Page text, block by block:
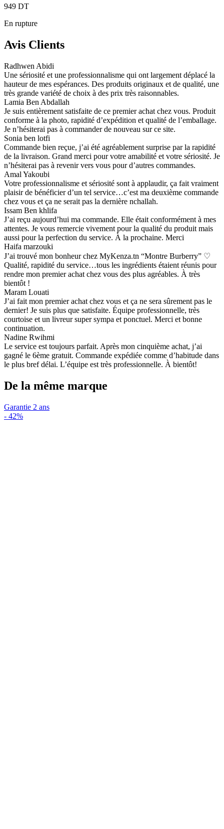
949 DT
En rupture
Avis Clients
Radhwen Abidi
Une sériosité et une professionnalisme qui ont largement déplacé la
hauteur de mes espérances. Des produits originaux et de qualité, une
très grande variété de choix à des prix très raisonnables.
Lamia Ben Abdallah
Je suis entièrement satisfaite de ce premier achat chez vous. Produit
conforme à la photo, rapidité d’expédition et qualité de l’emballage.
Je n’hésiterai pas à commander de nouveau sur ce site.
Sonia ben lotfi
Commande bien reçue, j’ai été agréablement surprise par la rapidité
de la livraison. Grand merci pour votre amabilité et votre sériosité. Je
n’hésiterai pas à revenir vers vous pour d’autres commandes.
Amal Yakoubi
Votre professionnalisme et sériosité sont à applaudir, ça fait vraiment
plaisir de bénéficier d’un tel service…c’est ma deuxième commande
chez vous et ça ne serait pas la dernière nchallah.
Issam Ben khlifa
J’ai reçu aujourd’hui ma commande. Elle était conformément à mes
attentes. Je vous remercie vivement pour la qualité du produit mais
aussi pour la perfection du service. À la prochaine. Merci
Haifa marzouki
J’ai trouvé mon bonheur chez MyKenza.tn “Montre Burberry” ♡
Qualité, rapidité du service…tous les ingrédients étaient réunis pour
rendre mon premier achat chez vous des plus agréables. À très
bientôt !
Maram Louati
J’ai fait mon premier achat chez vous et ça ne sera sûrement pas le
dernier! Je suis plus que satisfaite. Équipe professionnelle, très
courtoise et un livreur super sympa et ponctuel. Merci et bonne
continuation.
Nadine Rwihmi
Le service est toujours parfait. Après mon cinquième achat, j’ai
gagné le 6ème gratuit. Commande expédiée comme d’habitude dans
le plus bref délai. L’équipe est très professionnelle. À bientôt!
De la même marque
Garantie 2 ans
- 42%